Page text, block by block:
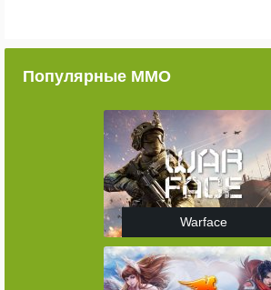
Популярные ММО
Warface